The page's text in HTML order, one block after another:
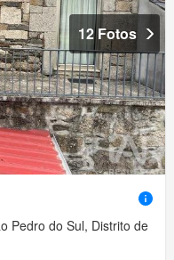
12 Fotos
Pedro do Sul, Distrito de